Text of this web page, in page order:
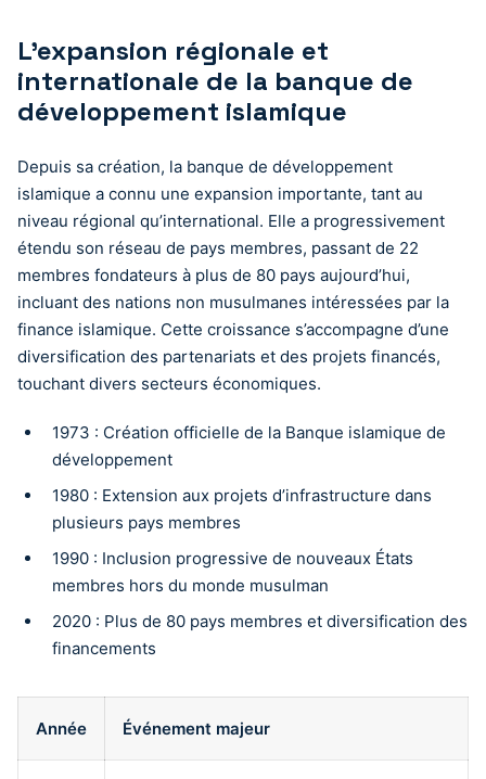
L’expansion régionale et
internationale de la banque de
développement islamique
Depuis sa création, la banque de développement
islamique a connu une expansion importante, tant au
niveau régional qu’international. Elle a progressivement
étendu son réseau de pays membres, passant de 22
membres fondateurs à plus de 80 pays aujourd’hui,
incluant des nations non musulmanes intéressées par la
finance islamique. Cette croissance s’accompagne d’une
diversification des partenariats et des projets financés,
touchant divers secteurs économiques.
1973 : Création officielle de la Banque islamique de
développement
1980 : Extension aux projets d’infrastructure dans
plusieurs pays membres
1990 : Inclusion progressive de nouveaux États
membres hors du monde musulman
2020 : Plus de 80 pays membres et diversification des
financements
Année Événement majeur